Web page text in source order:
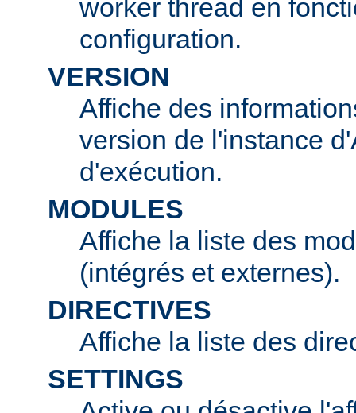
worker thread en
configuration.
VERSION
Affiche des
version de l'instance
d'exécution.
MODULES
Affiche la liste des
(intégrés et externes).
DIRECTIVES
Affiche la liste des
SETTINGS